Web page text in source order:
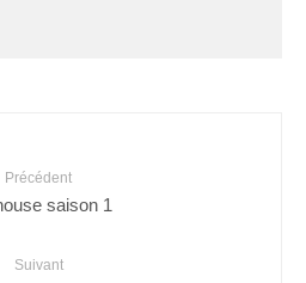
Précédent
saison 1
Suivant